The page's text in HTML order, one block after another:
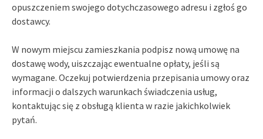
opuszczeniem swojego dotychczasowego adresu i zgłoś go
dostawcy.
W nowym miejscu zamieszkania podpisz nową umowę na
dostawę wody, uiszczając ewentualne opłaty, jeśli są
wymagane. Oczekuj potwierdzenia przepisania umowy oraz
informacji o dalszych warunkach świadczenia usług,
kontaktując się z obsługą klienta w razie jakichkolwiek
pytań.